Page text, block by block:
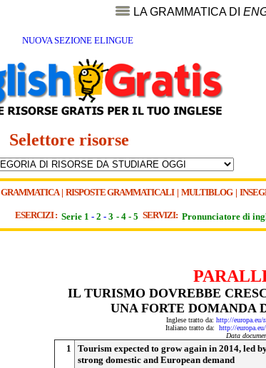
LA GRAMMATICA DI
NUOVA SEZIONE ELINGUE
Selettore risorse
GRAMMATICA| RISPOSTE GRAMMATICALI| MULTIBLOG|
ESERCIZI : Serie 1 - 2 - 3 - 4 - 5 SERVIZI: Pronunciatore di
IL TURISMO DOVREBBE
UNA FORTE DOMANDA
Inglese tratto da: http://europa.eu/
Italiano tratto da: http://
Data
1
Tourism expected to grow again in 2014, led
strong domestic and European demand